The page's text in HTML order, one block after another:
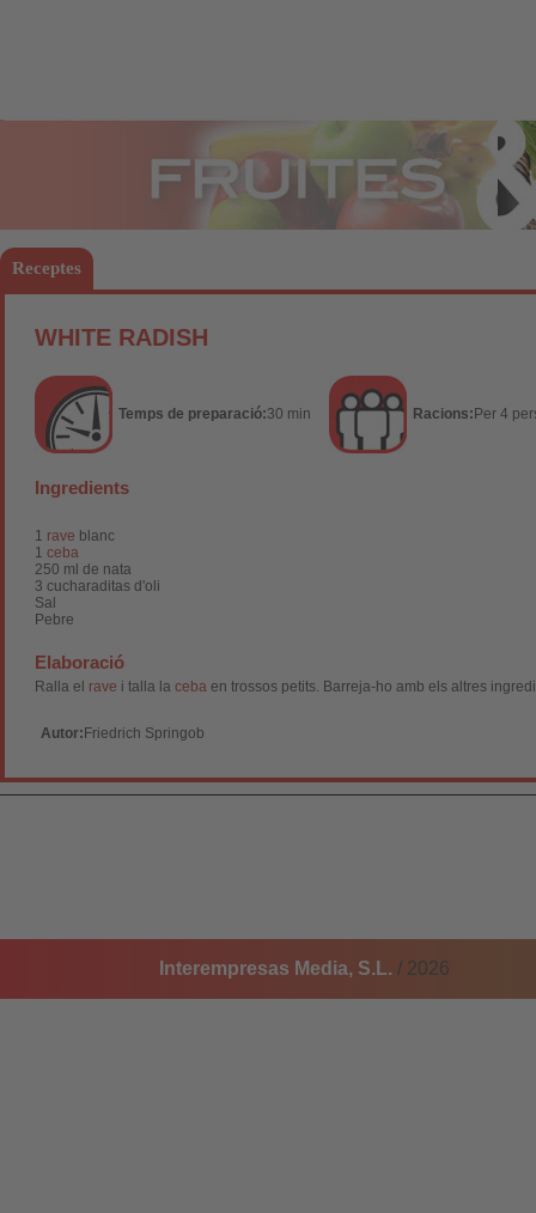
Receptes
WHITE RADISH
Temps de preparació:30 min Racions: Per 4
Ingredients
1 rave blanc
1 ceba
250 ml de nata
3 cucharaditas d'oli
Sal
Pebre
Elaboració
Ralla el rave i talla la ceba en trossos petits. Barreja-ho amb els altres
Autor: Friedrich Springob
Interempresas Media, S.L. / 2026